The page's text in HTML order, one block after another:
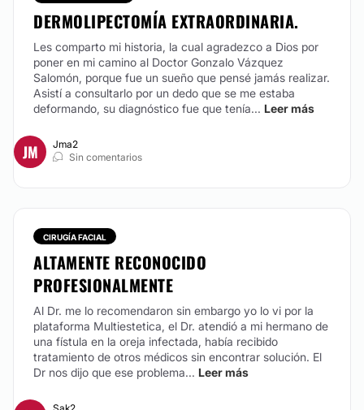
DERMOLIPECTOMÍA EXTRAORDINARIA.
Les comparto mi historia, la cual agradezco a Dios por
poner en mi camino al Doctor Gonzalo Vázquez
Salomón, porque fue un sueño que pensé jamás realizar.
Asistí a consultarlo por un dedo que se me estaba
deformando, su diagnóstico fue que tenía... Leer más
JM
Jma2
Sin comentarios
CIRUGÍA FACIAL
ALTAMENTE RECONOCIDO
PROFESIONALMENTE
Al Dr. me lo recomendaron sin embargo yo lo vi por la
plataforma Multiestetica, el Dr. atendió a mi hermano de
una fístula en la oreja infectada, había recibido
tratamiento de otros médicos sin encontrar solución. El
Dr nos dijo que ese problema... Leer más